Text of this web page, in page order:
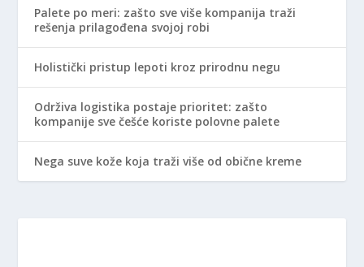
Palete po meri: zašto sve više kompanija traži
rešenja prilagođena svojoj robi
Holistički pristup lepoti kroz prirodnu negu
Održiva logistika postaje prioritet: zašto
kompanije sve češće koriste polovne palete
Nega suve kože koja traži više od obične kreme